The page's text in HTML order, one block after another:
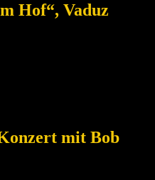
Hof“, Vaduz
mit Bob